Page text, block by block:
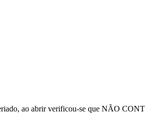
ao abrir verificou-se que NÃO